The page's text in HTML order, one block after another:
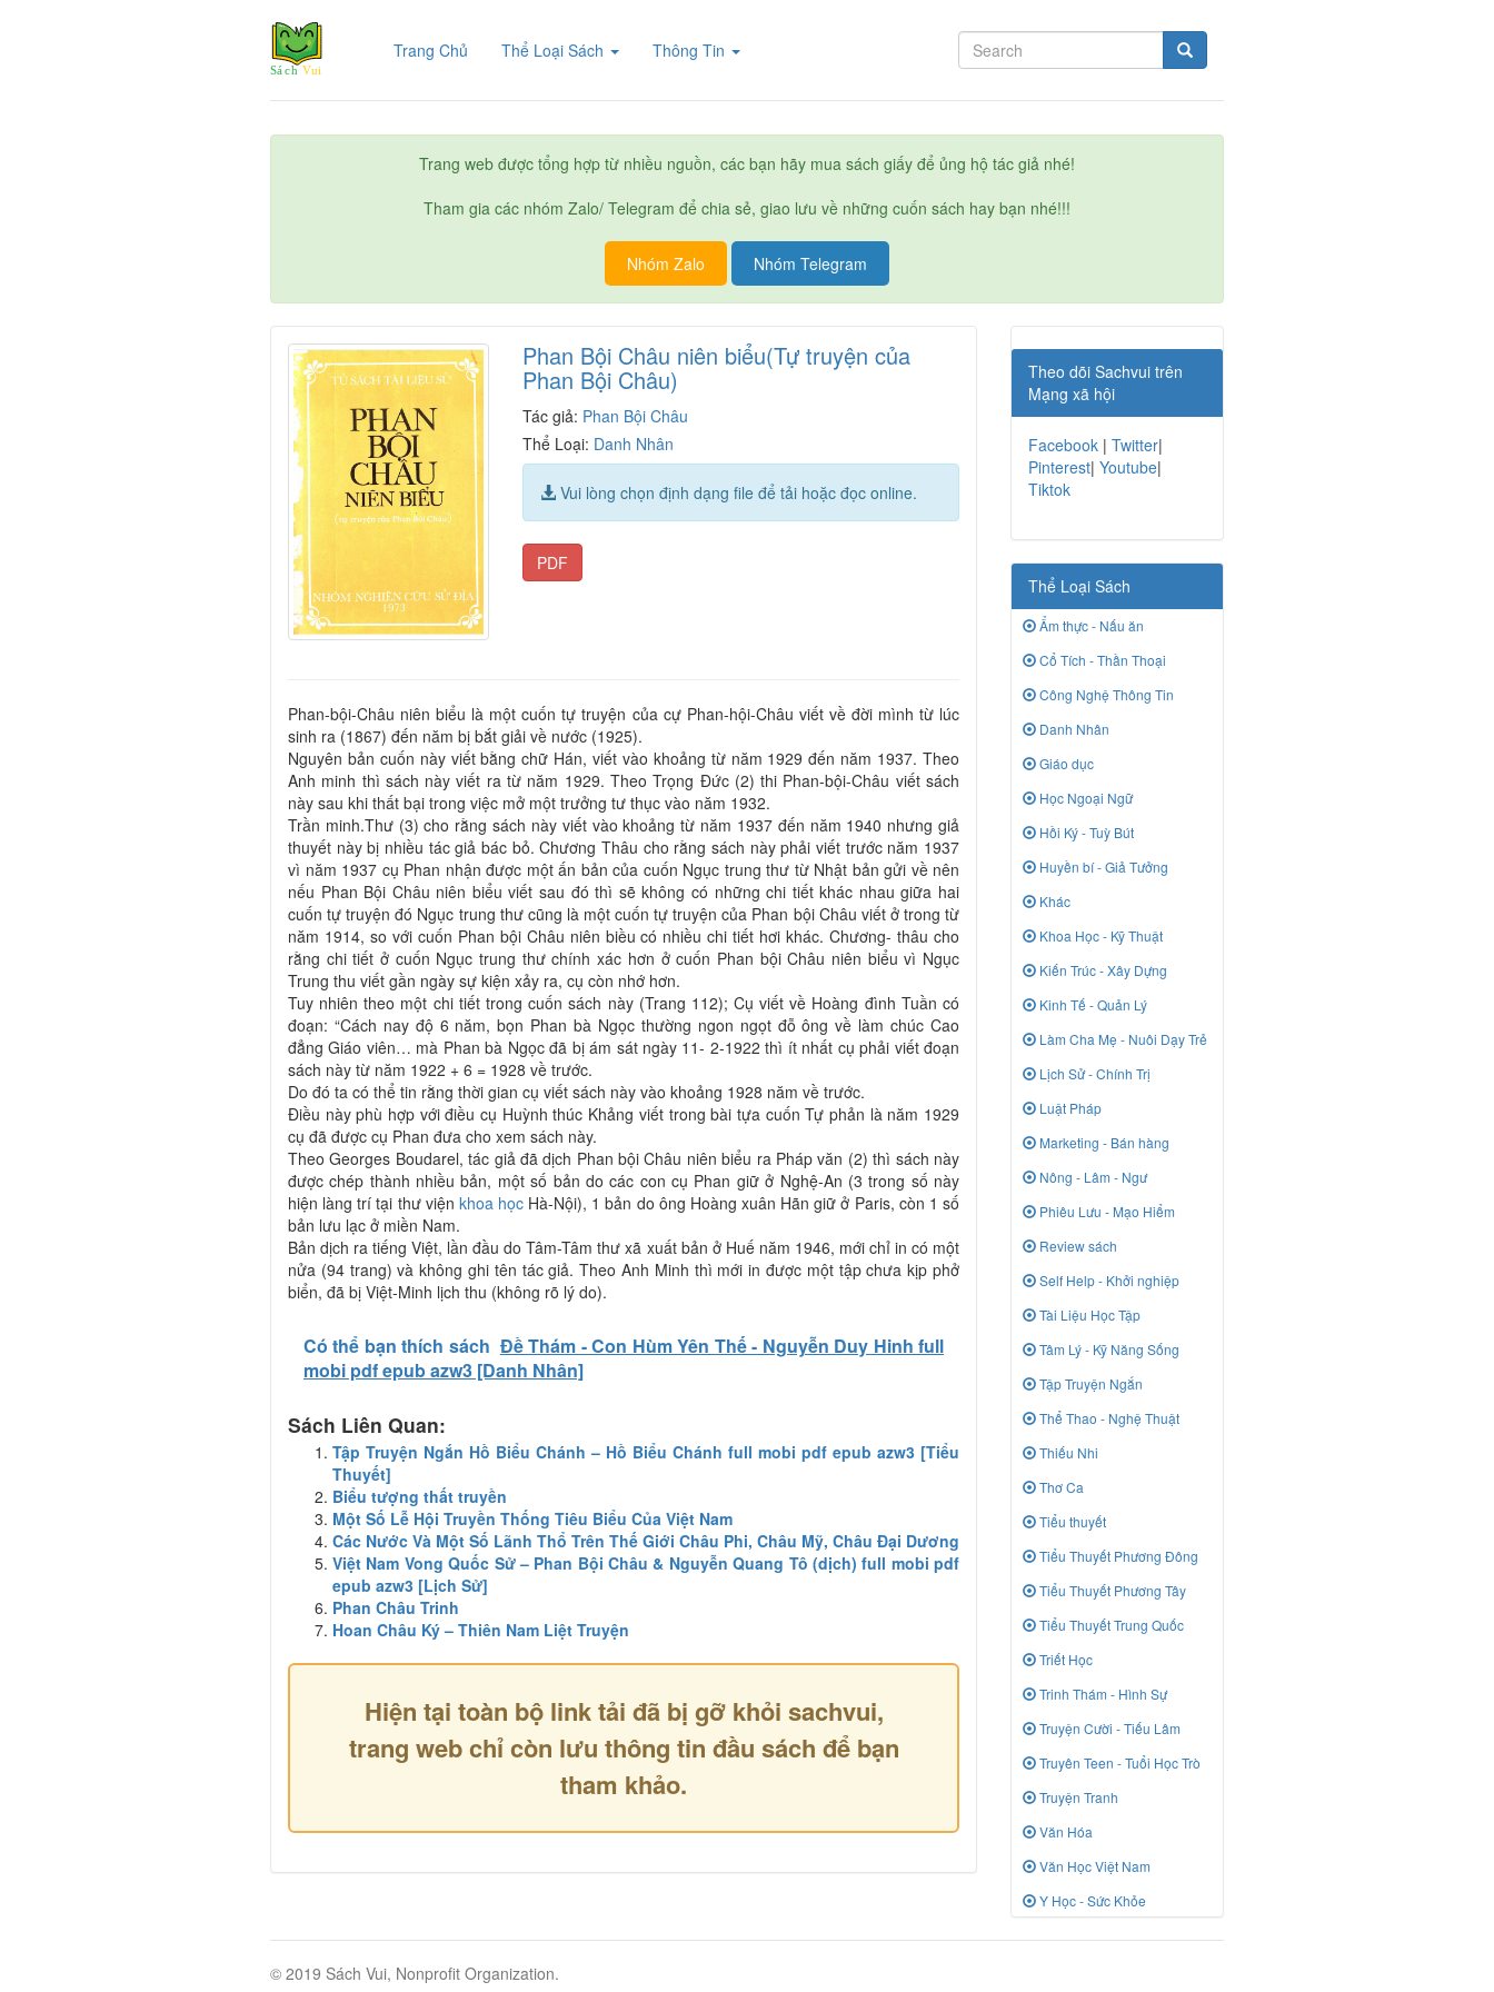
Trang Chủ (current)Thể Loại Sách Thông Tin
Trang web được tổng hợp từ nhiều nguồn, các bạn hãy mua sách giấy để ủng hộ tác giả nhé!
Tham gia các nhóm Zalo/ Telegram để chia sẻ, giao lưu về những cuốn sách hay bạn nhé!!!
Nhóm Zalo Nhóm Telegram
Phan Bội Châu niên biểu(Tự truyện của
Phan Bội Châu)
Tác giả: Phan Bội Châu
Thể Loại: Danh Nhân
Vui lòng chọn định dạng file để tải hoặc đọc online.
PDF
Phan-bội-Châu niên biểu là một cuốn tự truyện của cự Phan-hội-Châu viết về đời mình từ lúc
sinh ra (1867) đến năm bị bắt giải về nước (1925).
Nguyên bản cuốn này viết bằng chữ Hán, viết vào khoảng từ năm 1929 đến năm 1937. Theo
Anh minh thì sách này viết ra từ năm 1929. Theo Trọng Đức (2) thi Phan-bội-Châu viết sách
này sau khi thất bại trong việc mở một trưởng tư thục vào năm 1932.
Trần minh.Thư (3) cho rằng sách này viết vào khoảng từ năm 1937 đến năm 1940 nhưng giả
thuyết này bị nhiều tác giả bác bỏ. Chương Thâu cho rằng sách này phải viết trước năm 1937
vì năm 1937 cụ Phan nhận được một ấn bản của cuốn Ngục trung thư từ Nhật bản gửi về nên
nếu Phan Bội Châu niên biểu viết sau đó thì sẽ không có những chi tiết khác nhau giữa hai
cuốn tự truyện đó Ngục trung thư cũng là một cuốn tự truyện của Phan bội Châu viết ở trong từ
năm 1914, so với cuốn Phan bội Châu niên biều có nhiều chi tiết hơi khác. Chương- thâu cho
rằng chi tiết ở cuốn Ngục trung thư chính xác hơn ở cuốn Phan bội Châu niên biểu vì Ngục
Trung thu viết gần ngày sự kiện xảy ra, cụ còn nhớ hơn.
Tuy nhiên theo một chi tiết trong cuốn sách này (Trang 112); Cụ viết về Hoàng đình Tuần có
đoạn: “Cách nay độ 6 năm, bọn Phan bà Ngọc thường ngon ngọt đỗ ông về làm chúc Cao
đẳng Giáo viên… mà Phan bà Ngọc đã bị ám sát ngày 11- 2-1922 thì ít nhất cụ phải viết đoạn
sách này từ năm 1922 + 6 = 1928 về trước.
Do đó ta có thể tin rằng thời gian cụ viết sách này vào khoảng 1928 năm về trước.
Điều này phù hợp với điều cụ Huỳnh thúc Khảng viết trong bài tựa cuốn Tự phản là năm 1929
cụ đã được cụ Phan đưa cho xem sách này.
Theo Georges Boudarel, tác giả đã dịch Phan bội Châu niên biểu ra Pháp văn (2) thì sách này
được chép thành nhiều bản, một số bản do các con cụ Phan giữ ở Nghệ-An (3 trong số này
hiện làng trí tại thư viện khoa học Hà-Nội), 1 bản do ông Hoàng xuân Hãn giữ ở Paris, còn 1 số
bản lưu lạc ở miền Nam.
Bản dịch ra tiếng Việt, lần đầu do Tâm-Tâm thư xã xuất bản ở Huế năm 1946, mới chỉ in có một
nửa (94 trang) và không ghi tên tác giả. Theo Anh Minh thì mới in được một tập chưa kịp phở
biển, đã bị Việt-Minh lịch thu (không rõ lý do).
Có thể bạn thích sách Đề Thám - Con Hùm Yên Thế - Nguyễn Duy Hinh full
mobi pdf epub azw3 [Danh Nhân]
Sách Liên Quan:
Tập Truyện Ngắn Hồ Biểu Chánh – Hồ Biểu Chánh full mobi pdf epub azw3 [Tiểu
Thuyết]
Biểu tượng thất truyền
Một Số Lễ Hội Truyền Thống Tiêu Biểu Của Việt Nam
Các Nước Và Một Số Lãnh Thổ Trên Thế Giới Châu Phi, Châu Mỹ, Châu Đại Dương
Việt Nam Vong Quốc Sử – Phan Bội Châu & Nguyễn Quang Tô (dịch) full mobi pdf
epub azw3 [Lịch Sử]
Phan Châu Trinh
Hoan Châu Ký – Thiên Nam Liệt Truyện
Hiện tại toàn bộ link tải đã bị gỡ khỏi sachvui,
trang web chỉ còn lưu thông tin đầu sách để bạn
tham khảo.
Theo dõi Sachvui trên
Mạng xã hội
Facebook | Twitter|
Pinterest| Youtube|
Tiktok
Thể Loại Sách
Ẩm thực - Nấu ăn
Cổ Tích - Thần Thoại
Công Nghệ Thông Tin
Danh Nhân
Giáo dục
Học Ngoại Ngữ
Hồi Ký - Tuỳ Bút
Huyền bí - Giả Tưởng
Khác
Khoa Học - Kỹ Thuật
Kiến Trúc - Xây Dựng
Kinh Tế - Quản Lý
Làm Cha Mẹ - Nuôi Dạy Trẻ
Lịch Sử - Chính Trị
Luật Pháp
Marketing - Bán hàng
Nông - Lâm - Ngư
Phiêu Lưu - Mạo Hiểm
Review sách
Self Help - Khởi nghiệp
Tài Liệu Học Tập
Tâm Lý - Kỹ Năng Sống
Tập Truyện Ngắn
Thể Thao - Nghệ Thuật
Thiếu Nhi
Thơ Ca
Tiểu thuyết
Tiểu Thuyết Phương Đông
Tiểu Thuyết Phương Tây
Tiểu Thuyết Trung Quốc
Triết Học
Trinh Thám - Hình Sự
Truyện Cười - Tiếu Lâm
Truyên Teen - Tuổi Học Trò
Truyện Tranh
Văn Hóa
Văn Học Việt Nam
Y Học - Sức Khỏe
© 2019 Sách Vui, Nonprofit Organization.